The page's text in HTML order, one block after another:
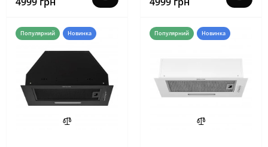
Популярний Новинка Популярний Новинка